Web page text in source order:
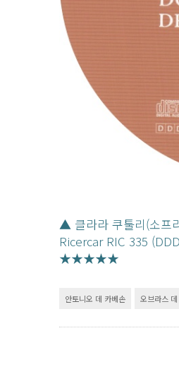
▲ 클라라 쿠툴리(소프
Ricercar RIC 335
★★★★★
안토니오 데 카베손 오브라스